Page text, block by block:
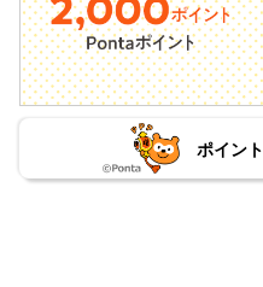
ポイン